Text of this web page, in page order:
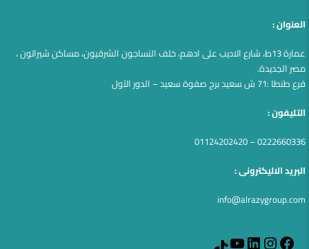
العنوان :
عمارة 13ط، شارع الاديب على ادهم، خلف النساجون الشرقيون، مساكن شيراتون ،
مصر الجديدة.
فرع طنطا :71 ش سعيد برج صفوة سعيد – الدور الآول
التليفون :
0222660336 – 01124202420
البريد الاليكترونى :
info@alrazygroup.com
Facebook
Instagram
LinkedIn
YouTube